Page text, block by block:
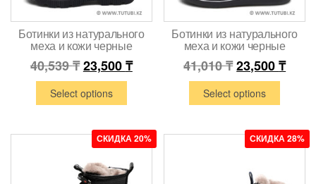
Ботинки из натурального
меха и кожи черные
40,539₸23,500₸
Select options
Ботинки из натурального
меха и кожи черные
41,010₸23,500₸
Select options
СКИДКА 20% СКИДКА 28%